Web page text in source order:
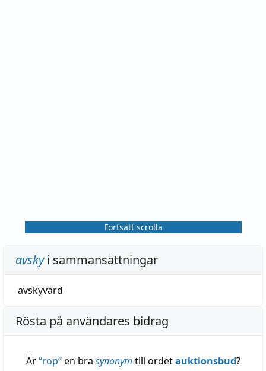
Fortsätt scrolla
avskyi sammansättningar
avskyvärd
Rösta på användares bidrag
Är“rop”en bra synonym till ordetauktionsbud?